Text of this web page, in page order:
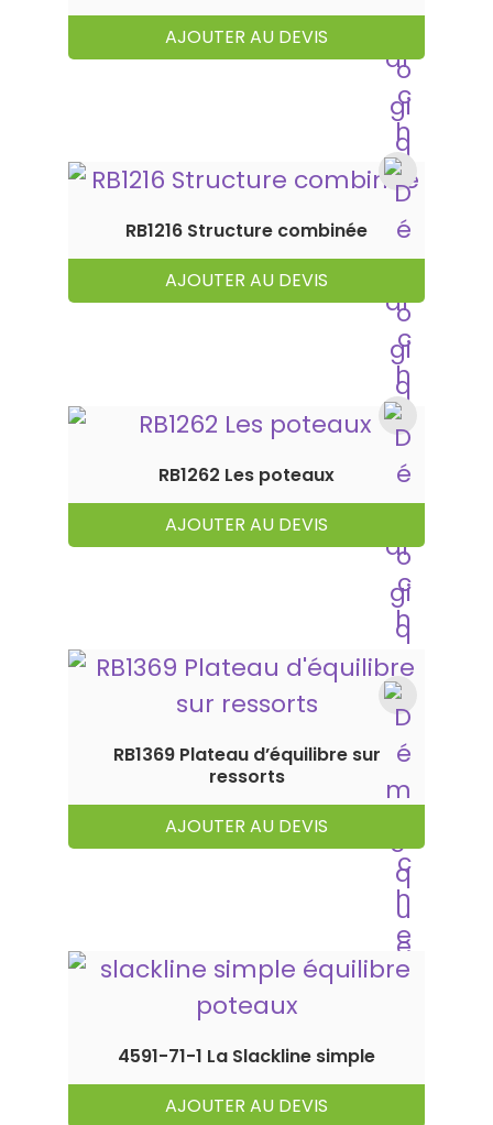
AJOUTER AU DEVIS
RB1216 Structure combinée
AJOUTER AU DEVIS
RB1262 Les poteaux
AJOUTER AU DEVIS
RB1369 Plateau d’équilibre sur
ressorts
AJOUTER AU DEVIS
4591-71-1 La Slackline simple
AJOUTER AU DEVIS